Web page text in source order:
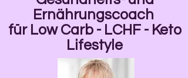
Ernährungscoach
für Low Carb - LCHF - Keto
Lifestyle